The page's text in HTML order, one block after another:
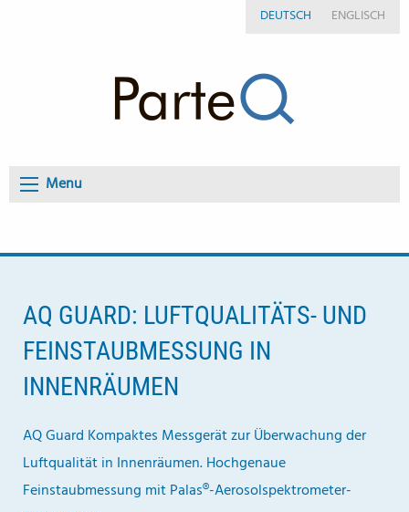
DEUTSCH ENGLISCH
Menu
AQ GUARD: LUFTQUALITÄTS- UND
FEINSTAUBMESSUNG IN
INNENRÄUMEN
AQ Guard Kompaktes Messgerät zur Überwachung der
Luftqualität in Innenräumen. Hochgenaue
Feinstaubmessung mit Palas®-Aerosolspektrometer-